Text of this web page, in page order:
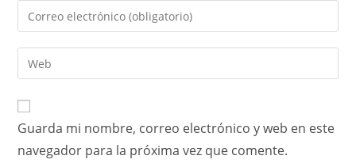
Guarda mi nombre, correo electrónico y web en este
navegador para la próxima vez que comente.